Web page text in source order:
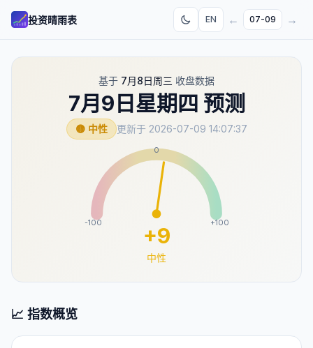
投资晴雨表 EN ← 07-09 →
基于 7月8日周三 收盘数据
7月9日星期四 预测
🟡 中性 更新于 2026-07-09 14:07:37
-100
0
+100
+9
中性
📈 指数概览